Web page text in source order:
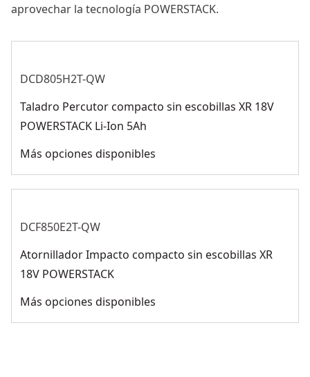
aprovechar la tecnología POWERSTACK.
DCD805H2T-QW
Taladro Percutor compacto sin escobillas XR 18V
POWERSTACK Li-Ion 5Ah
Más opciones disponibles
DCF850E2T-QW
Atornillador Impacto compacto sin escobillas XR
18V POWERSTACK
Más opciones disponibles